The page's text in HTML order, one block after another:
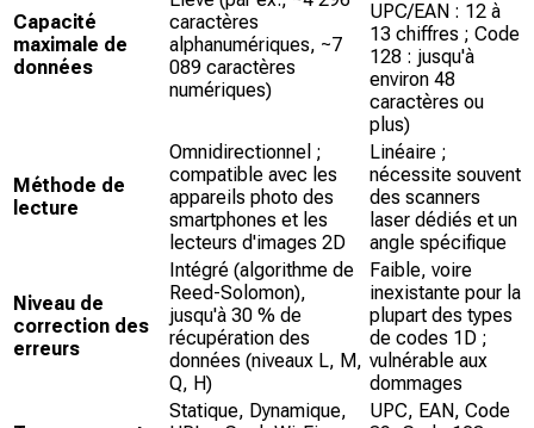
Capacité
maximale de
données
caractères
alphanumériques, ~7
089 caractères
numériques)
UPC/EAN : 12 à
13 chiffres ; Code
128 : jusqu'à
environ 48
caractères ou
plus)
Méthode de
lecture
Omnidirectionnel ;
compatible avec les
appareils photo des
smartphones et les
lecteurs d'images 2D
Linéaire ;
nécessite souvent
des scanners
laser dédiés et un
angle spécifique
Niveau de
correction des
erreurs
Intégré (algorithme de
Reed-Solomon),
jusqu'à 30 % de
récupération des
données (niveaux L, M,
Q, H)
Faible, voire
inexistante pour la
plupart des types
de codes 1D ;
vulnérable aux
dommages
Statique, Dynamique,
UPC, EAN, Code